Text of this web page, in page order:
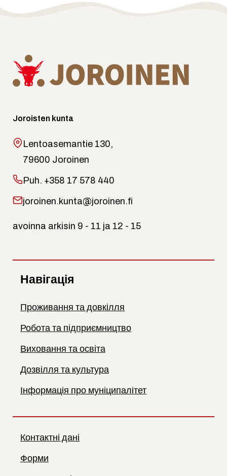
Joroisten kunta
Lentoasemantie 130,
79600 Joroinen
Puh. +358 17 578 440
joroinen.kunta@joroinen.fi
avoinna arkisin 9 - 11 ja 12 - 15
Навігація
Проживання та довкілля
Робота та підприємництво
Виховання та освіта
Дозвілля та культура
Інформація про муніципалітет
Контактні дані
Форми